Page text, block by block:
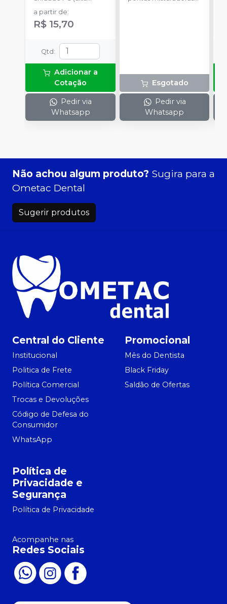
rotação).
a partir de:
R$ 15,70
Qtd :
Adicionar a
Cotação
Pedir via
Whatsapp
Esgotado
Pedir via
Whatsapp
Não achou algum produto? Sugira para a
Ometac Dental
Sugerir produtos
Central do Cliente
Institucional
Politica de Frete
Política Comercial
Trocas e Devoluções
Código de Defesa do
Consumidor
WhatsApp
Promocional
Mês do Dentista
Black Friday
Saldão de Ofertas
Política de
Privacidade e
Segurança
Política de Privacidade
Acompanhe nas
Redes Sociais